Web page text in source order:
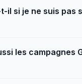
il si je ne suis pas
les campagnes